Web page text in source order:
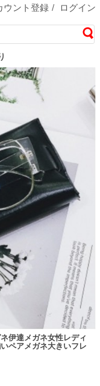
ウント登録 / ログイン
伊達メガネ女性レディ
ペアメガネ大きいフレ